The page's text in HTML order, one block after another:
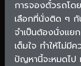
การจองตั๋วรถโด
เลือกที่นั่งติด ๆ กั
จำเป็นต้องนั่งแย
เต็มใจ ทำให้ไม่มี
ปัญหานี้จะหมดไป